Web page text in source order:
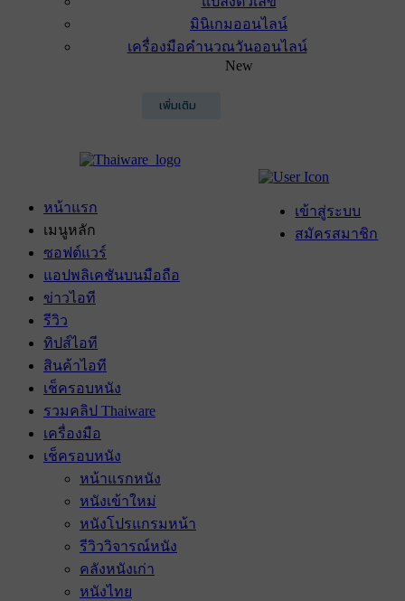
มินิเกมออนไลน์
เครื่องมือคำนวณวันออนไลน์
New
เพิ่มเติม
เข้าสู่ระบบ
สมัครสมาชิก
หน้าแรก
เมนูหลัก
ซอฟต์แวร์
แอปพลิเคชันบนมือถือ
ข่าวไอที
รีวิว
ทิปส์ไอที
สินค้าไอที
เช็ครอบหนัง
รวมคลิป Thaiware
เครื่องมือ
เช็ครอบหนัง
หน้าแรกหนัง
หนังเข้าใหม่
หนังโปรแกรมหน้า
รีวิววิจารณ์หนัง
คลังหนังเก่า
หนังไทย